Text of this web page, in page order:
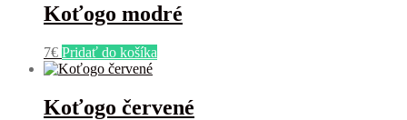
Koťogo modré
7€ Pridať do košíka
Koťogo červené